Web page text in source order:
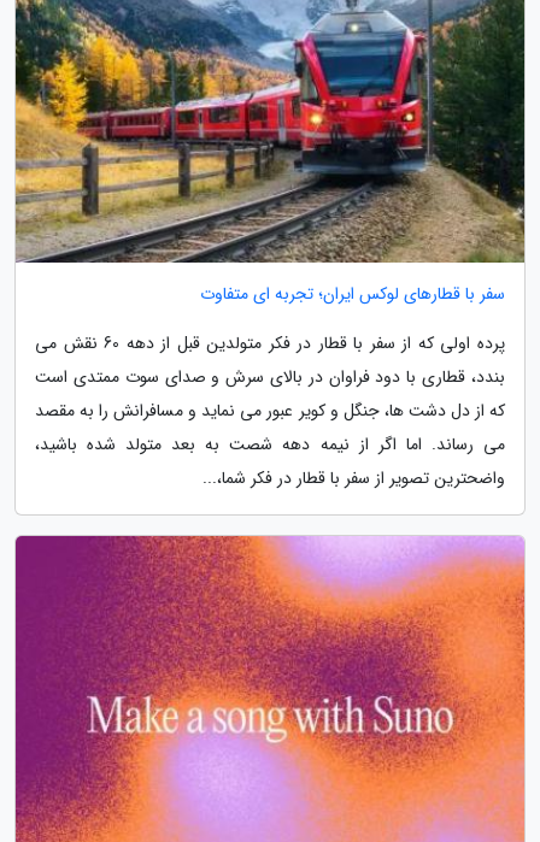
سفر با قطارهای لوکس ایران؛ تجربه ای متفاوت
پرده اولی که از سفر با قطار در فکر متولدین قبل از دهه 60 نقش می
بندد، قطاری با دود فراوان در بالای سرش و صدای سوت ممتدی است
که از دل دشت ها، جنگل و کویر عبور می نماید و مسافرانش را به مقصد
می رساند. اما اگر از نیمه دهه شصت به بعد متولد شده باشید،
واضحترین تصویر از سفر با قطار در فکر شما،...